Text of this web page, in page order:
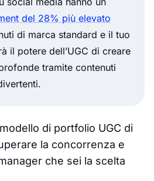
del 28% più elevato
di marca standard e il tuo
il potere dell’UGC di creare
tramite contenuti
di portfolio UGC di
la concorrenza e
che sei la scelta